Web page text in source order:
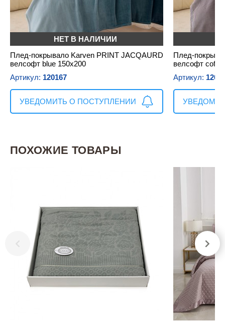
НЕТ В НАЛИЧИИ
Плед-покрывало Karven PRINT JACQAURD
велсофт blue 150х200
Артикул: 120167
УВЕДОМИТЬ О ПОСТУПЛЕНИИ
Плед-
велсофт
Артикул:
ПОХОЖИЕ ТОВАРЫ